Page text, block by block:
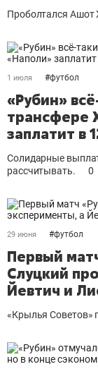
Проболтался Ашот
1 июля #футбол
«Рубин»
трансфере
заплатит в
Солидарные
рассчитывать.
0
29 июня #футбол
Первый
Слуцкий
Йевтич и
«Крылья Советов»